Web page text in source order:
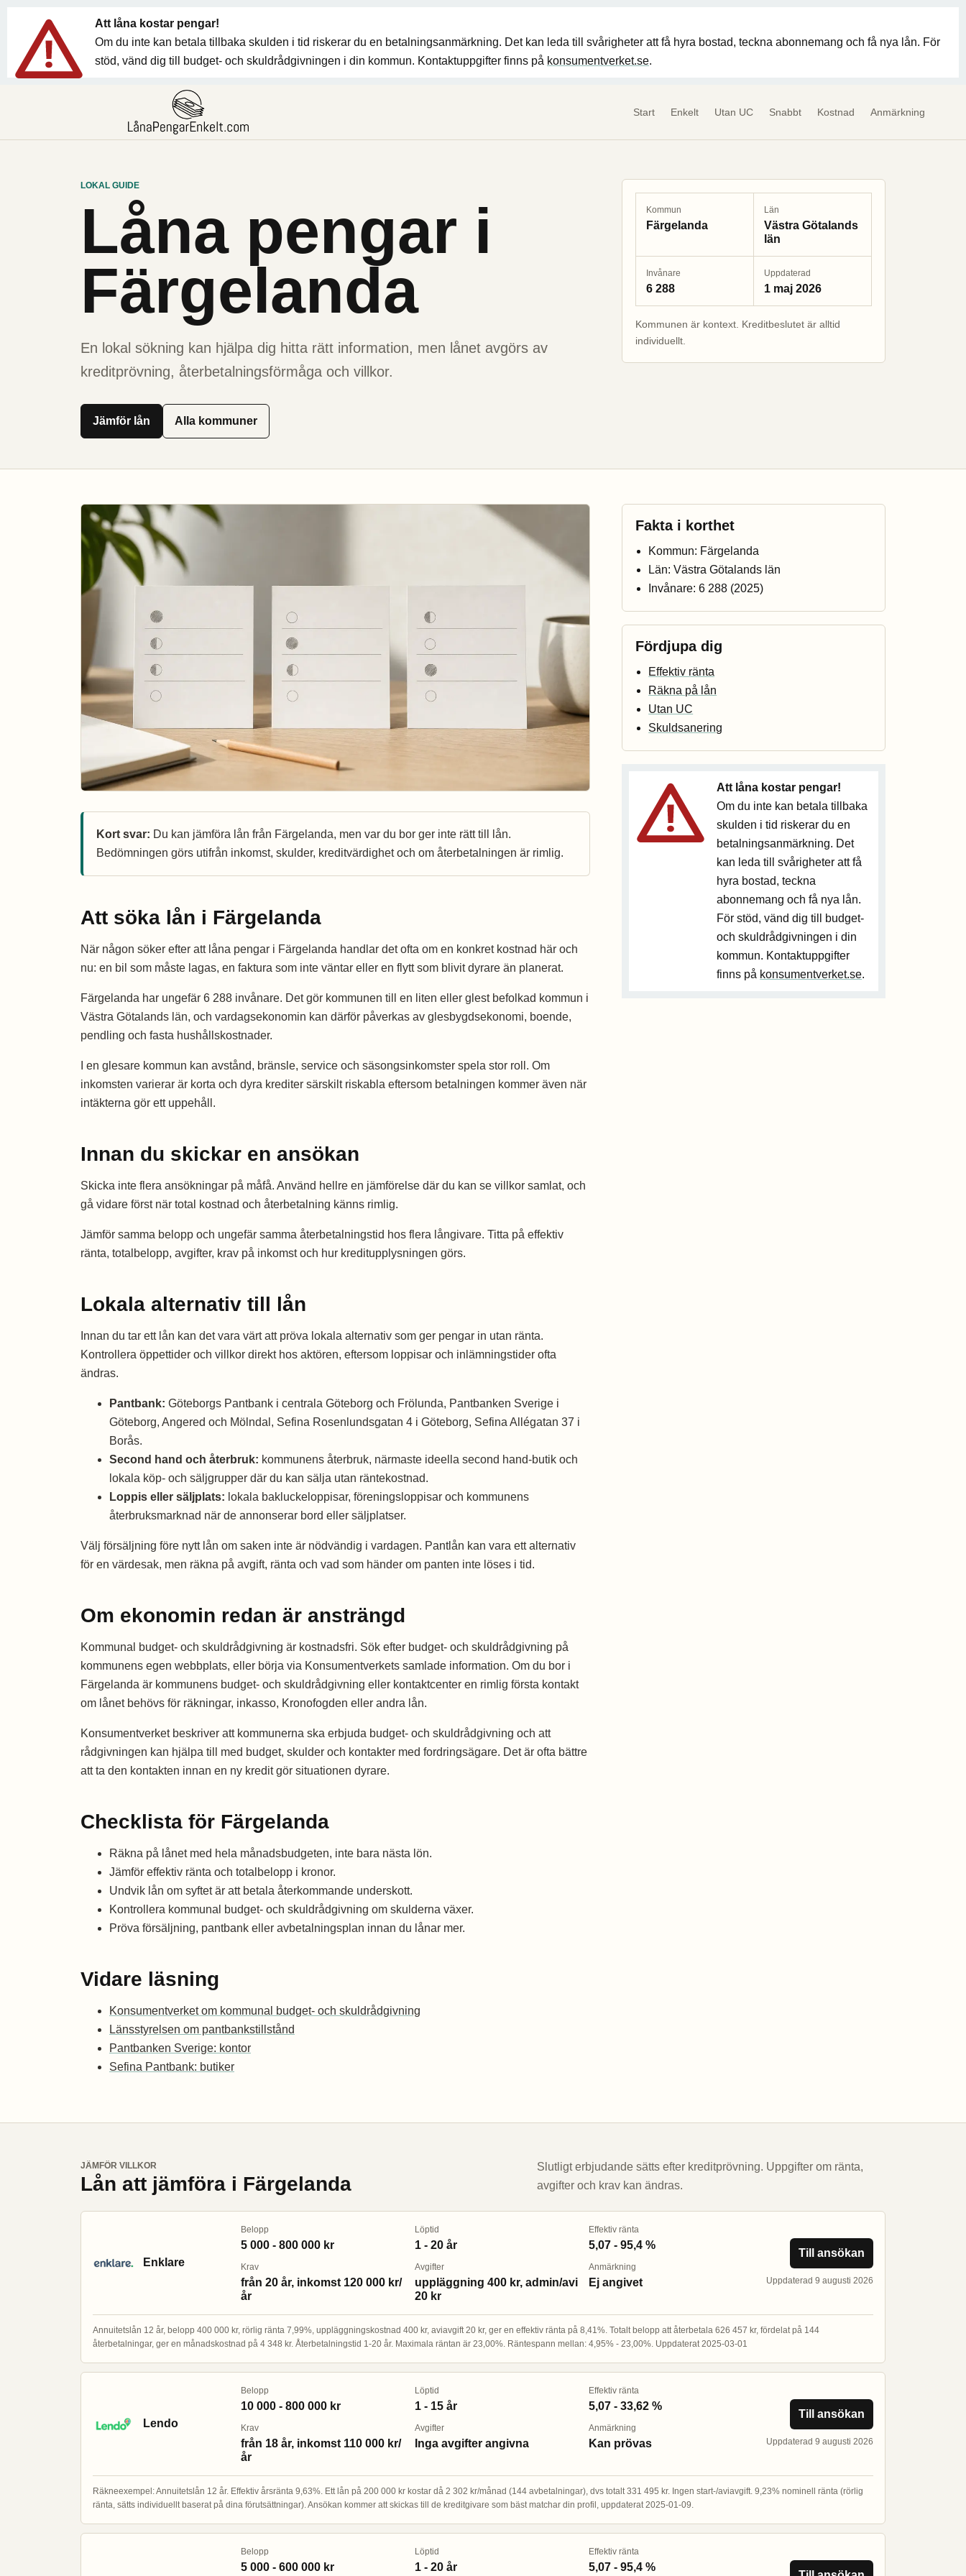
Att låna kostar pengar!
Om du inte kan betala tillbaka skulden i tid riskerar du en betalningsanmärkning. Det kan leda till svårigheter att få hyra bostad, teckna abonnemang och få nya lån. För
stöd, vänd dig till budget- och skuldrådgivningen i din kommun. Kontaktuppgifter finns på konsumentverket.se.
Start Enkelt Utan UC Snabbt Kostnad Anmärkning
LOKAL GUIDE
Låna pengar i
Färgelanda
En lokal sökning kan hjälpa dig hitta rätt information, men lånet avgörs av
kreditprövning, återbetalningsförmåga och villkor.
Jämför lån Alla kommuner
Kommun
Färgelanda
Län
Västra Götalands
län
Invånare
6 288
Uppdaterad
1 maj 2026
Kommunen är kontext. Kreditbeslutet är alltid
individuellt.
Kort svar: Du kan jämföra lån från Färgelanda, men var du bor ger inte rätt till lån.
Bedömningen görs utifrån inkomst, skulder, kreditvärdighet och om återbetalningen är rimlig.
Att söka lån i Färgelanda
När någon söker efter att låna pengar i Färgelanda handlar det ofta om en konkret kostnad här och
nu: en bil som måste lagas, en faktura som inte väntar eller en flytt som blivit dyrare än planerat.
Färgelanda har ungefär 6 288 invånare. Det gör kommunen till en liten eller glest befolkad kommun i
Västra Götalands län, och vardagsekonomin kan därför påverkas av glesbygdsekonomi, boende,
pendling och fasta hushållskostnader.
I en glesare kommun kan avstånd, bränsle, service och säsongsinkomster spela stor roll. Om
inkomsten varierar är korta och dyra krediter särskilt riskabla eftersom betalningen kommer även när
intäkterna gör ett uppehåll.
Innan du skickar en ansökan
Skicka inte flera ansökningar på måfå. Använd hellre en jämförelse där du kan se villkor samlat, och
gå vidare först när total kostnad och återbetalning känns rimlig.
Jämför samma belopp och ungefär samma återbetalningstid hos flera långivare. Titta på effektiv
ränta, totalbelopp, avgifter, krav på inkomst och hur kreditupplysningen görs.
Lokala alternativ till lån
Innan du tar ett lån kan det vara värt att pröva lokala alternativ som ger pengar in utan ränta.
Kontrollera öppettider och villkor direkt hos aktören, eftersom loppisar och inlämningstider ofta
ändras.
Pantbank: Göteborgs Pantbank i centrala Göteborg och Frölunda, Pantbanken Sverige i
Göteborg, Angered och Mölndal, Sefina Rosenlundsgatan 4 i Göteborg, Sefina Allégatan 37 i
Borås.
Second hand och återbruk: kommunens återbruk, närmaste ideella second hand-butik och
lokala köp- och säljgrupper där du kan sälja utan räntekostnad.
Loppis eller säljplats: lokala bakluckeloppisar, föreningsloppisar och kommunens
återbruksmarknad när de annonserar bord eller säljplatser.
Välj försäljning före nytt lån om saken inte är nödvändig i vardagen. Pantlån kan vara ett alternativ
för en värdesak, men räkna på avgift, ränta och vad som händer om panten inte löses i tid.
Om ekonomin redan är ansträngd
Kommunal budget- och skuldrådgivning är kostnadsfri. Sök efter budget- och skuldrådgivning på
kommunens egen webbplats, eller börja via Konsumentverkets samlade information. Om du bor i
Färgelanda är kommunens budget- och skuldrådgivning eller kontaktcenter en rimlig första kontakt
om lånet behövs för räkningar, inkasso, Kronofogden eller andra lån.
Konsumentverket beskriver att kommunerna ska erbjuda budget- och skuldrådgivning och att
rådgivningen kan hjälpa till med budget, skulder och kontakter med fordringsägare. Det är ofta bättre
att ta den kontakten innan en ny kredit gör situationen dyrare.
Checklista för Färgelanda
Räkna på lånet med hela månadsbudgeten, inte bara nästa lön.
Jämför effektiv ränta och totalbelopp i kronor.
Undvik lån om syftet är att betala återkommande underskott.
Kontrollera kommunal budget- och skuldrådgivning om skulderna växer.
Pröva försäljning, pantbank eller avbetalningsplan innan du lånar mer.
Vidare läsning
Konsumentverket om kommunal budget- och skuldrådgivning
Länsstyrelsen om pantbankstillstånd
Pantbanken Sverige: kontor
Sefina Pantbank: butiker
Fakta i korthet
Kommun: Färgelanda
Län: Västra Götalands län
Invånare: 6 288 (2025)
Fördjupa dig
Effektiv ränta
Räkna på lån
Utan UC
Skuldsanering
Att låna kostar pengar!
Om du inte kan betala tillbaka
skulden i tid riskerar du en
betalningsanmärkning. Det
kan leda till svårigheter att få
hyra bostad, teckna
abonnemang och få nya lån.
För stöd, vänd dig till budget-
och skuldrådgivningen i din
kommun. Kontaktuppgifter
finns på konsumentverket.se.
JÄMFÖR VILLKOR
Lån att jämföra i Färgelanda
Slutligt erbjudande sätts efter kreditprövning. Uppgifter om ränta,
avgifter och krav kan ändras.
Enklare
Belopp
5 000 - 800 000 kr
Löptid
1 - 20 år
Effektiv ränta
5,07 - 95,4 %
Krav
från 20 år, inkomst 120 000 kr/
år
Avgifter
uppläggning 400 kr, admin/avi
20 kr
Anmärkning
Ej angivet
Till ansökan
Uppdaterad 9 augusti 2026
Annuitetslån 12 år, belopp 400 000 kr, rörlig ränta 7,99%, uppläggningskostnad 400 kr, aviavgift 20 kr, ger en effektiv ränta på 8,41%. Totalt belopp att återbetala 626 457 kr, fördelat på 144
återbetalningar, ger en månadskostnad på 4 348 kr. Återbetalningstid 1-20 år. Maximala räntan är 23,00%. Räntespann mellan: 4,95% - 23,00%. Uppdaterat 2025-03-01
Lendo
Belopp
10 000 - 800 000 kr
Löptid
1 - 15 år
Effektiv ränta
5,07 - 33,62 %
Krav
från 18 år, inkomst 110 000 kr/
år
Avgifter
Inga avgifter angivna
Anmärkning
Kan prövas
Till ansökan
Uppdaterad 9 augusti 2026
Räkneexempel: Annuitetslån 12 år. Effektiv årsränta 9,63%. Ett lån på 200 000 kr kostar då 2 302 kr/månad (144 avbetalningar), dvs totalt 331 495 kr. Ingen start-/aviavgift. 9,23% nominell ränta (rörlig
ränta, sätts individuellt baserat på dina förutsättningar). Ansökan kommer att skickas till de kreditgivare som bäst matchar din profil, uppdaterat 2025-01-09.
Belopp
5 000 - 600 000 kr
Löptid
1 - 20 år
Effektiv ränta
5,07 - 95,4 %